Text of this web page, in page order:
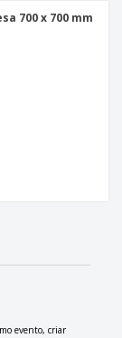
700 x 700 mm
evento, criar